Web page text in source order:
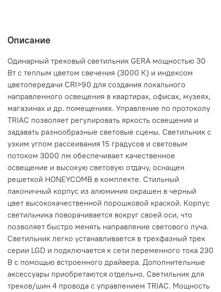
Описание
Одинарный трековый светильник GERA мощностью 30
Вт с теплым цветом свечения (3000 К) и индексом
цветопередачи CRI>90 для создания локального
направленного освещения в квартирах, офисах, музеях,
магазинах и др. помещениях. Управление по протоколу
TRIAC позволяет регулировать яркость освещения и
задавать разнообразные световые сцены. Светильник с
узким углом рассеивания 15 градусов и световым
потоком 3000 лм обеспечивает качественное
освещение и высокую световую отдачу, оснащен
решеткой HONEYCOMB в комплекте. Стильный
лаконичный корпус из алюминия окрашен в черный
цвет высококачественной порошковой краской. Корпус
светильника поворачивается вокруг своей оси, что
позволяет быстро менять направление светового луча.
Светильник легко устанавливается в трехфазный трек
серии LGD и подключается к сети переменного тока 230
В с помощью встроенного драйвера. Дополнительные
аксессуары приобретаются отдельно. Светильник для
треков/шин 4 провода с управлением TRIAC. Мощность